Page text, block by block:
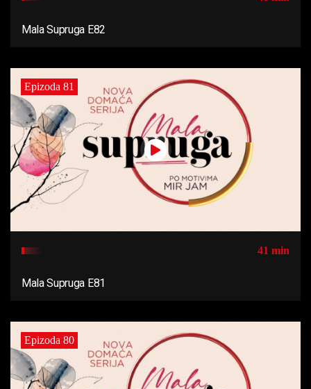
Mala Supruga E82
Epizoda 81
41 min
Mala Supruga E81
Epizoda 80